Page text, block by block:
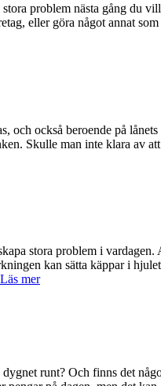
problem nästa gång
eller göra något annat
också beroende på
Skulle man inte klara av
stora problem i
kan sätta käppar i
mer
runt? Och finns det